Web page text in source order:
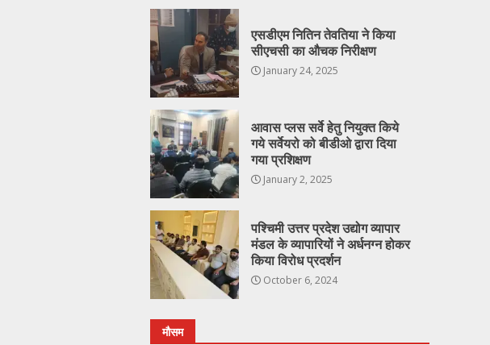
एसडीएम नितिन तेवतिया ने किया
सीएचसी का औचक निरीक्षण
January 24, 2025
आवास प्लस सर्वे हेतु नियुक्त किये
गये सर्वेयरो को बीडीओ द्वारा दिया
गया प्रशिक्षण
January 2, 2025
पश्चिमी उत्तर प्रदेश उद्योग व्यापार
मंडल के व्यापारियों ने अर्धनग्न होकर
किया विरोध प्रदर्शन
October 6, 2024
मौसम